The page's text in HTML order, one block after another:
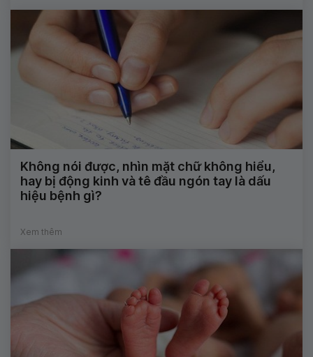
Không nói được, nhìn mặt chữ không hiểu,
hay bị động kinh và tê đầu ngón tay là dấu
hiệu bệnh gì?
Xem thêm